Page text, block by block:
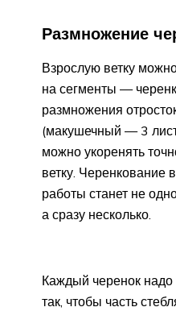
Размножение
Взрослую ветку
на сегменты —
размножения
(макушечный — 3
можно укоренять
ветку. Черенкование
работы станет не
а сразу несколько.
Каждый черенок надо
так, чтобы часть